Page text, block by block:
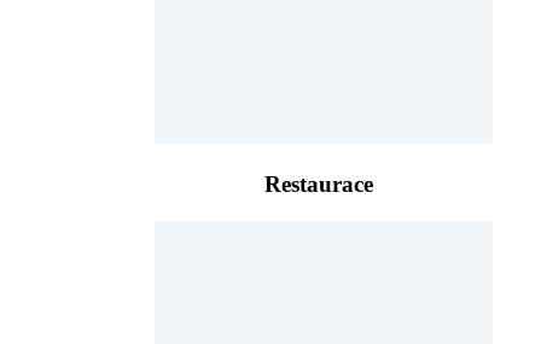
Restaurace